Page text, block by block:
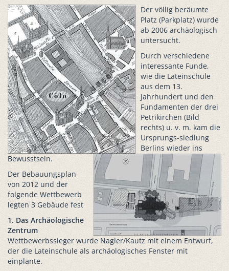
Der völlig beräumte
Platz (Parkplatz) wurde
ab 2006 archäologisch
untersucht.
Durch verschiedene
interessante Funde,
wie die Lateinschule
aus dem 13.
Jahrhundert und den
Fundamenten der drei
Petrikirchen (Bild
rechts) u. v. m. kam die
Ursprungs-siedlung
Berlins wieder ins
Bewusstsein.
Der Bebauungsplan
von 2012 und der
folgende Wettbewerb
legten 3 Gebäude fest
1. Das Archäologische
Zentrum
Wettbewerbssieger wurde Nagler/Kautz mit einem Entwurf,
der die Lateinschule als archäologisches Fenster mit
einplante.